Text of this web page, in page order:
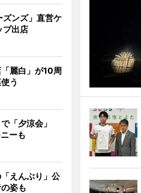
ンズ」直営ケ
プ出店
麗白」が10周
う
で「夕涼会」
ーも
えんぶり」公
姿も